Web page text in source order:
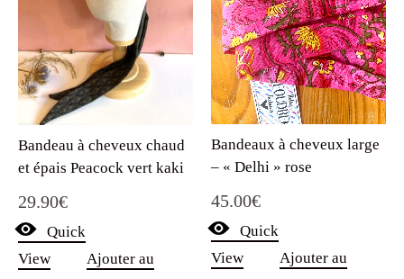
Bandeau à cheveux chaud
et épais Peacock vert kaki
29.90€
Quick
View
Ajouter au
Bandeaux à cheveux large
– « Delhi » rose
45.00€
Quick
View
Ajouter au